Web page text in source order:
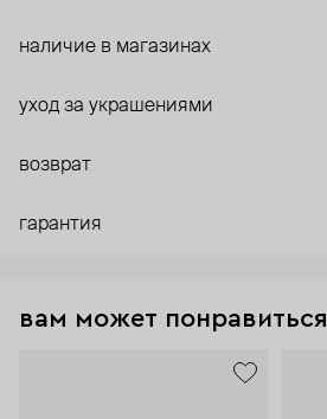
наличие в магазинах
уход за украшениями
возврат
гарантия
вам может понравиться